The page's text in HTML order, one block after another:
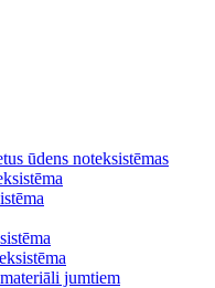
ūdens noteksistēmas
jumtiem